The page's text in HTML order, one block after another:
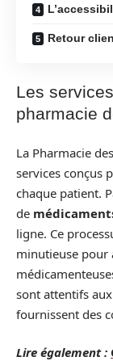
Retour
Les
pharmacie
La Pharmacie
services conçus
chaque patient.
de
ligne. Ce
minutieuse pour
sont attentifs
fournissent des
Lire également :